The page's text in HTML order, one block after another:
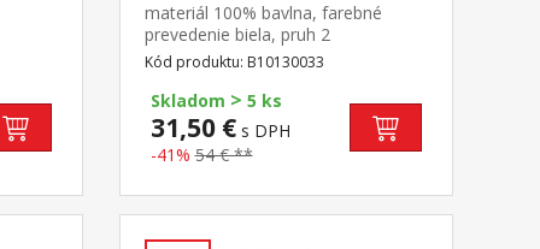
materiál 100% bavlna, farebné
prevedenie biela, pruh 2
cm rozmery: 140 × 200 cm + 70 ×
90 cm odolné, nezrážavá úprava,
hotelový uzáver prateľné do 60 °C
Kód produktu: B10130033
Skladom > 5 ks
31,50 €s DPH
-41% 54 € **